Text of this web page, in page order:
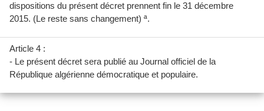
dispositions du présent décret prennent fin le 31 décembre
2015. (Le reste sans changement) ª.
Article 4 :
- Le présent décret sera publié au Journal officiel de la
République algérienne démocratique et populaire.